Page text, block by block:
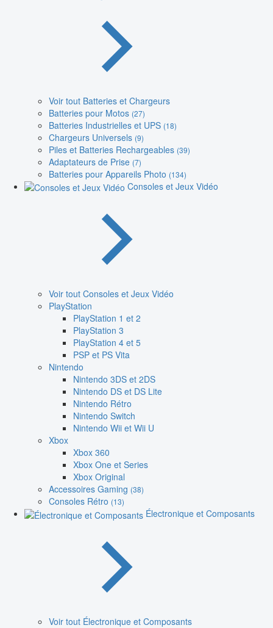
Voir tout Batteries et Chargeurs
Batteries pour Motos (27)
Batteries Industrielles et UPS (18)
Chargeurs Universels (9)
Piles et Batteries Rechargeables (39)
Adaptateurs de Prise (7)
Batteries pour Appareils Photo (134)
Consoles et Jeux Vidéo
Voir tout Consoles et Jeux Vidéo
PlayStation
PlayStation 1 et 2
PlayStation 3
PlayStation 4 et 5
PSP et PS Vita
Nintendo
Nintendo 3DS et 2DS
Nintendo DS et DS Lite
Nintendo Rétro
Nintendo Switch
Nintendo Wii et Wii U
Xbox
Xbox 360
Xbox One et Series
Xbox Original
Accessoires Gaming (38)
Consoles Rétro (13)
Électronique et Composants
Voir tout Électronique et Composants